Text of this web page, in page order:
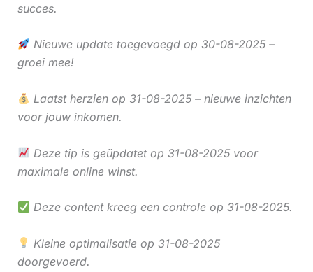
succes.
Nieuwe update toegevoegd op 30-08-2025 –
groei mee!
Laatst herzien op 31-08-2025 – nieuwe inzichten
voor jouw inkomen.
Deze tip is geüpdatet op 31-08-2025 voor
maximale online winst.
Deze content kreeg een controle op 31-08-2025.
Kleine optimalisatie op 31-08-2025
doorgevoerd.